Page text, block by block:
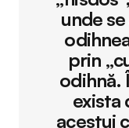
unde
prin
odihnă.
exista
acestui